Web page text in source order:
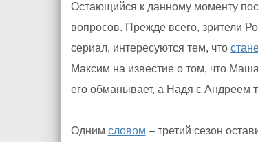
Остающийся к данному моменту
вопросов. Прежде всего, зрители
сериал, интересуются тем, что
Максим на известие о том, что
его обманывает, а Надя с Андреем
Одним словом – третий сезон